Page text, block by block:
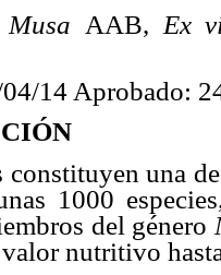
Musa AAB, Ex
14 Aprobado:
constituyen una
1000
del género
nutritivo